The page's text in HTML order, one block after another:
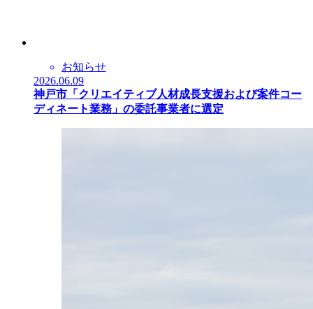
お知らせ
2026.06.09
神戸市「クリエイティブ人材成長支援および案件コー
ディネート業務」の委託事業者に選定